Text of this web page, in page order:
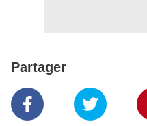
Partager